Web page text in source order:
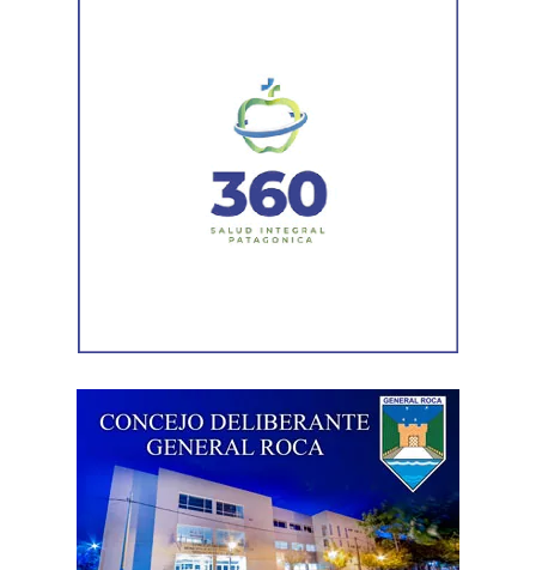
atraviesan niños y niñas. La expresión busca visibilizar
las distintas condiciones sociales, culturales y
económicas, así como las diferentes oportunidades de
acceso a sus derechos.